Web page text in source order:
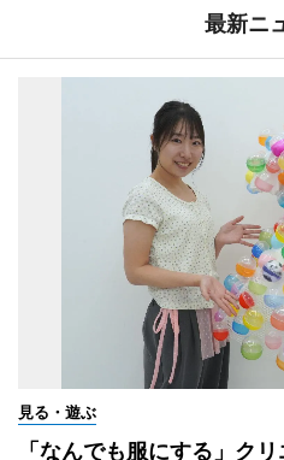
最新ニ
見る・遊ぶ
「なんでも服にする」ク